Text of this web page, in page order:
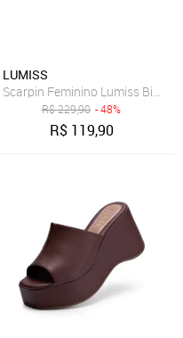
Salto Baixo Bloco Strass
LUMISS
Scarpin Feminino Lumiss Bico
R$229,90 - 48%
R$ 119,90